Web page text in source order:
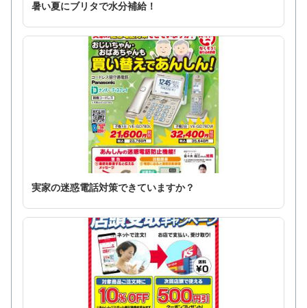
暑い夏にブリタで水分補給！
実家の迷惑電話対策できていますか？